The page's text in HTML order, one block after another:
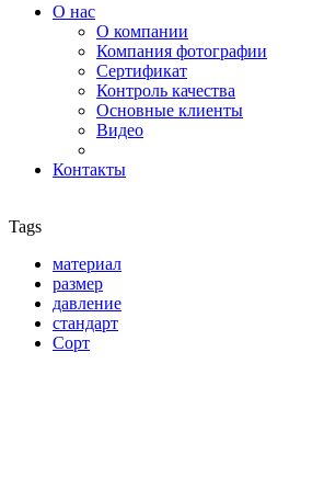
О нас
О компании
Компания фотографии
Сертификат
Контроль качества
Основные клиенты
Видео
Контакты
Tags
материал
размер
давление
стандарт
Сорт